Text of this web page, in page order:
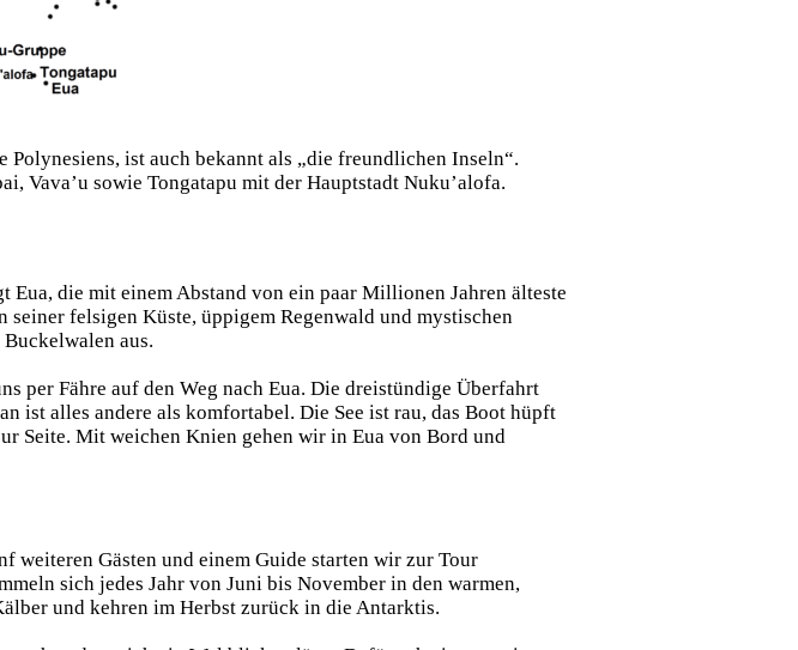
ist auch bekannt als „die freundlichen Inseln“.
Vava’u sowie Tongatapu mit der Hauptstadt Nuku’alofa.
die mit einem Abstand von ein paar Millionen Jahren älteste
felsigen Küste, üppigem Regenwald und mystischen
aus.
per Fähre auf den Weg nach Eua. Die dreistündige Überfahrt
ist alles andere als komfortabel. Die See ist rau, das Boot hüpft
Seite. Mit weichen Knien gehen wir in Eua von Bord und
weiteren Gästen und einem Guide starten wir zur Tour
sich jedes Jahr von Juni bis November in den warmen,
und kehren im Herbst zurück in die Antarktis.